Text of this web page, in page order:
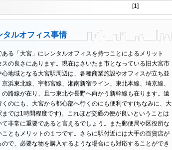
[1]
タルオフィス事情
る「大宮」にレンタルオフィスを持つことによるメリット
スの良さにあります。現在はさいたま市となっている旧大宮市
地域となる大宮駅周辺は、各種商業施設やオフィスが立ち並
浜東北線、宇都宮線、湘南新宿ライン、東北本線、埼京線、
の路線が在り、且つ東北や長野へ向かう新幹線も在ります。遠
くのにも、大宮から都心部へ行くのにも便利です(ちなみに、大
では1時間程度です)。これほど交通の便が良いということは
て非常に重要であると言えるでしょう。また郵便局や区役所な
こともメリットの１つです。さらに駅付近には大手の百貨店が
で、必要な物を購入するような場合にも対応することができ